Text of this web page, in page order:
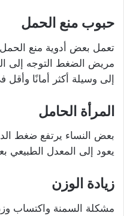
حبوب منع الحمل
تعمل بعض أدوية منع
مريض الضغط التوجه إلى
إلى وسيلة أكثر أمانًا
المرأة الحامل
بعض النساء يرتفع ضغط
يعود إلى المعدل الطبيعي
زيادة الوزن
مشكلة السمنة واكتساب